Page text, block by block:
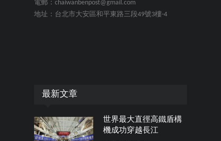
電郵：chaiwanbenpost@gmail.com
地址：台北市大安區和平東路三段49號3樓-4
最新文章
世界最大直徑高鐵盾構
機成功穿越長江